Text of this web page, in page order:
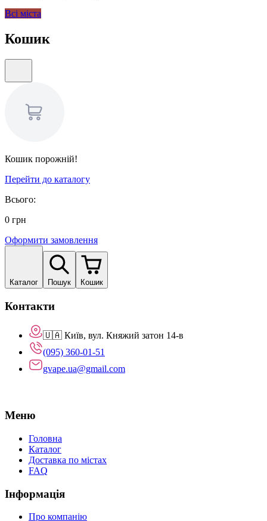
Всі міста
Кошик
Кошик порожній!
Перейти до каталогу
Всього:
0 грн
Оформити замовлення
Каталог Пошук Кошик
Контакти
🇺🇦 Київ, вул. Княжий затон 14-в
(095) 360-01-51
gvape.ua@gmail.com
Меню
Головна
Каталог
Доставка по містах
FAQ
Інформація
Про компанію